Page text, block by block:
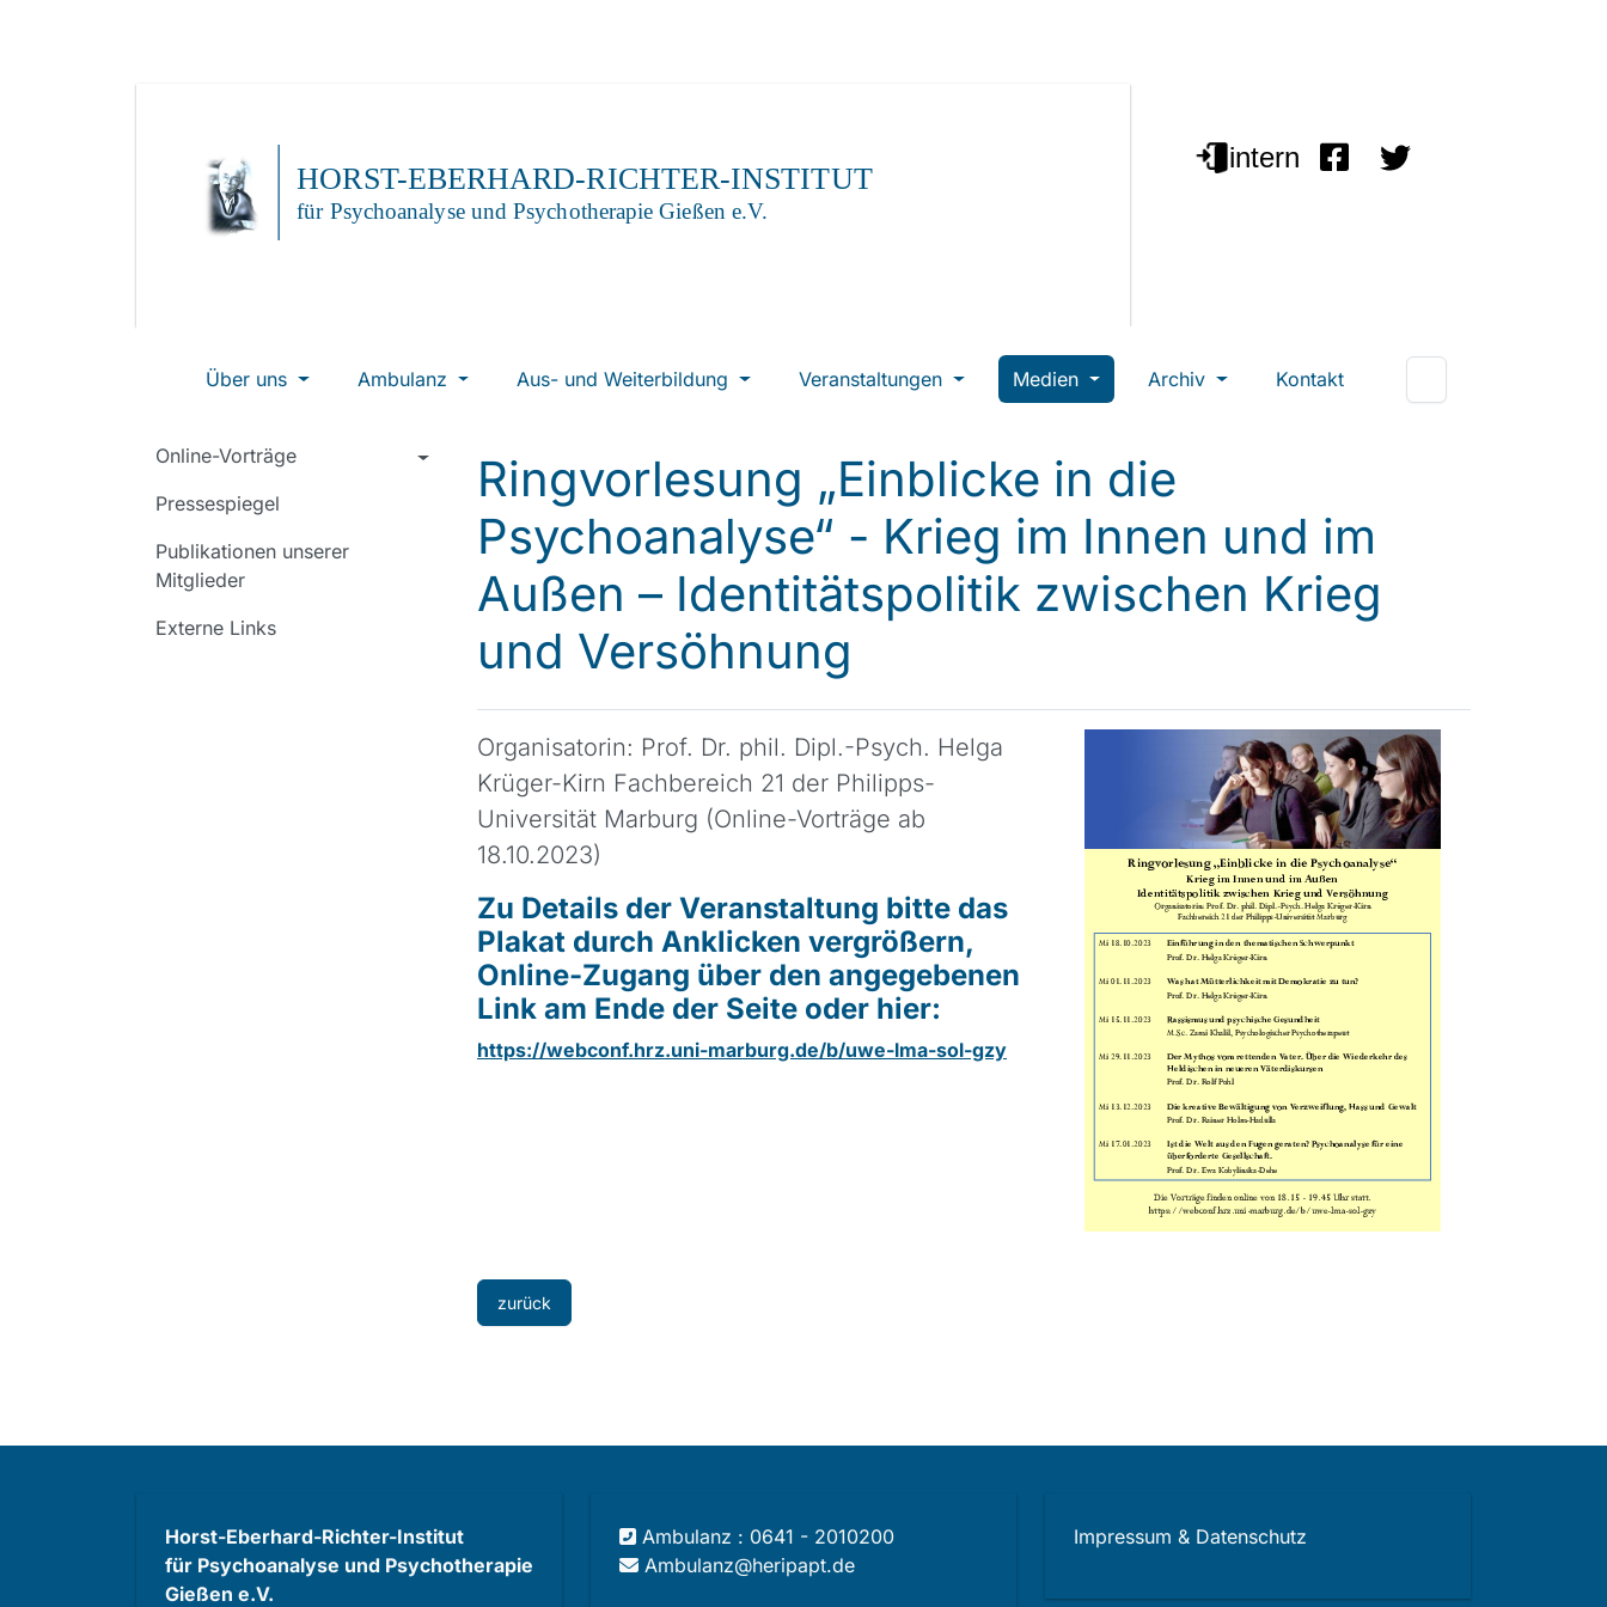
Über uns Ambulanz Aus- und Weiterbildung Veranstaltungen Medien Archiv Kontakt
Online-Vorträge
Pressespiegel
Publikationen unserer
Mitglieder
Externe Links
Ringvorlesung „Einblicke in die
Psychoanalyse“ - Krieg im Innen und im
Außen – Identitätspolitik zwischen Krieg
und Versöhnung
Organisatorin: Prof. Dr. phil. Dipl.-Psych. Helga
Krüger-Kirn Fachbereich 21 der Philipps-
Universität Marburg (Online-Vorträge ab
18.10.2023)
Zu Details der Veranstaltung bitte das
Plakat durch Anklicken vergrößern,
Online-Zugang über den angegebenen
Link am Ende der Seite oder hier:
https://webconf.hrz.uni-marburg.de/b/uwe-lma-sol-gzy
zurück
Horst-Eberhard-Richter-Institut
für Psychoanalyse und Psychotherapie
Gießen e.V.
Ambulanz : 0641 - 2010200
Ambulanz@heripapt.de
Impressum & Datenschutz